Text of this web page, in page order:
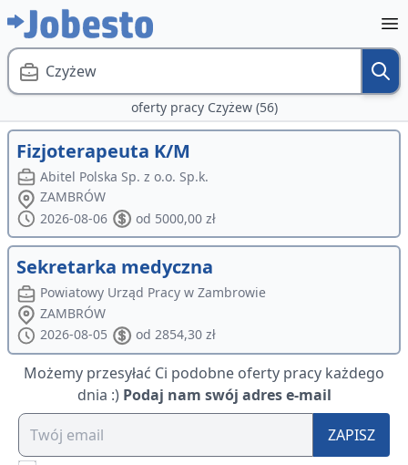
Czyżew
oferty pracy Czyżew (56)
Fizjoterapeuta K/M
Abitel Polska Sp. z o.o. Sp.k.
ZAMBRÓW
2026-08-06
od 5000,00 zł
Sekretarka medyczna
Powiatowy Urząd Pracy w Zambrowie
ZAMBRÓW
2026-08-05
od 2854,30 zł
Możemy przesyłać Ci podobne oferty pracy każdego
dnia :) Podaj nam swój adres e-mail
ZAPISZ